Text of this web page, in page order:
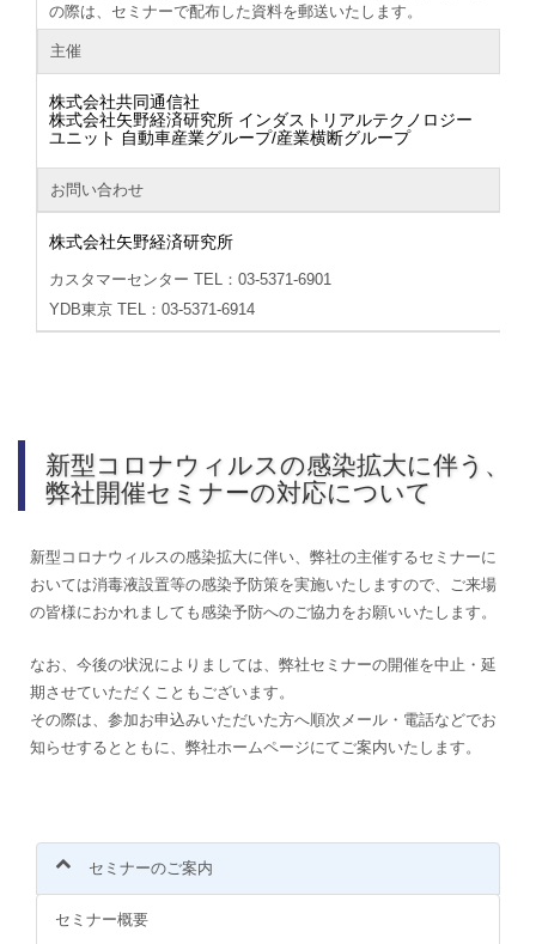
の際は、セミナーで配布した資料を郵送いたします。
主催
株式会社共同通信社
株式会社矢野経済研究所 インダストリアルテクノロジー
ユニット 自動車産業グループ/産業横断グループ
お問い合わせ
株式会社矢野経済研究所
カスタマーセンター TEL：03-5371-6901
YDB東京 TEL：03-5371-6914
新型コロナウィルスの感染拡大に伴う、
弊社開催セミナーの対応について
新型コロナウィルスの感染拡大に伴い、弊社の主催するセミナーに
おいては消毒液設置等の感染予防策を実施いたしますので、ご来場
の皆様におかれましても感染予防へのご協力をお願いいたします。
なお、今後の状況によりましては、弊社セミナーの開催を中止・延
期させていただくこともございます。
その際は、参加お申込みいただいた方へ順次メール・電話などでお
知らせするとともに、弊社ホームページにてご案内いたします。
セミナーのご案内
セミナー概要